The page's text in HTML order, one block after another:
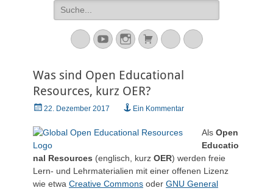
Suche
nach:
Mastodon
YouTubeInstagramWarenkorb
CloudPeertube
Was sind Open Educational
Resources, kurz OER?
Veröffentlicht
22. Dezember 2017 Ein Kommentar
Als Open
Educatio
nal Resources (englisch, kurz OER) werden freie
Lern- und Lehrmaterialien mit einer offenen Lizenz
wie etwa Creative Commons oder GNU General